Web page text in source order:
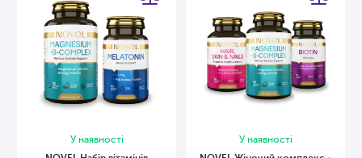
У наявності
У наявності